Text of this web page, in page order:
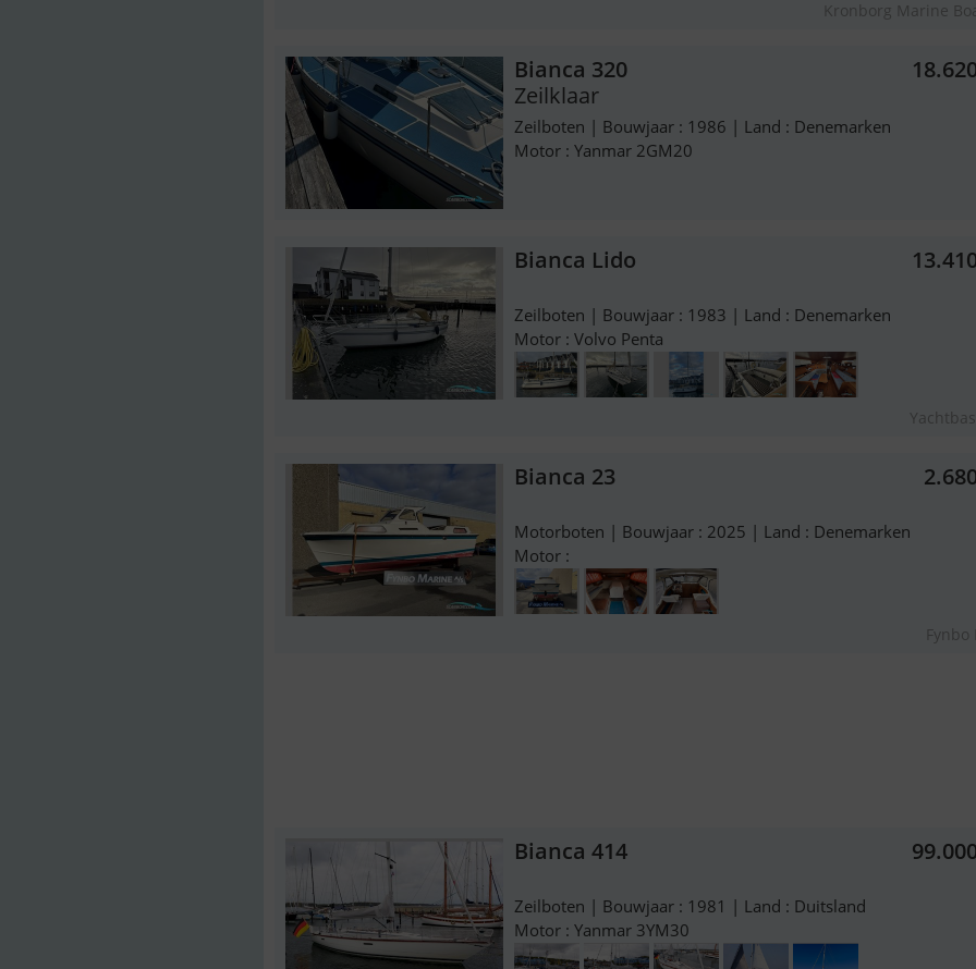
Kronborg Marine
Bianca 320
Zeilklaar
Zeilboten | Bouwjaar : 1986 | Land : Denemarken
Motor : Yanmar 2GM20
Bianca Lido
Zeilboten | Bouwjaar : 1983 | Land : Denemarken
Motor : Volvo Penta
Bianca 23
Motorboten | Bouwjaar : 2025 | Land : Denemarken
Motor :
Bianca 414
Zeilboten | Bouwjaar : 1981 | Land : Duitsland
Motor : Yanmar 3YM30